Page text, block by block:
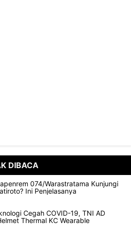
DIBACA
074/Warastratama Kunjungi
Ini Penjelasanya
Cegah COVID-19, TNI AD
Thermal KC Wearable